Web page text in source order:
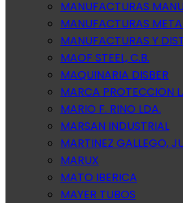
MANUFACTURAS
MANUFACTURAS
MANUFACTURAS Y
MAOF STEEL, C.B.
MAQUINARIA DISBER
MARCA PROTECCION
MARIO F. RINO LDA.
MARSAN INDUSTRIAL
MARTINEZ GALLEGO,
MARUX
MATO IBERICA
MAYER TUBOS